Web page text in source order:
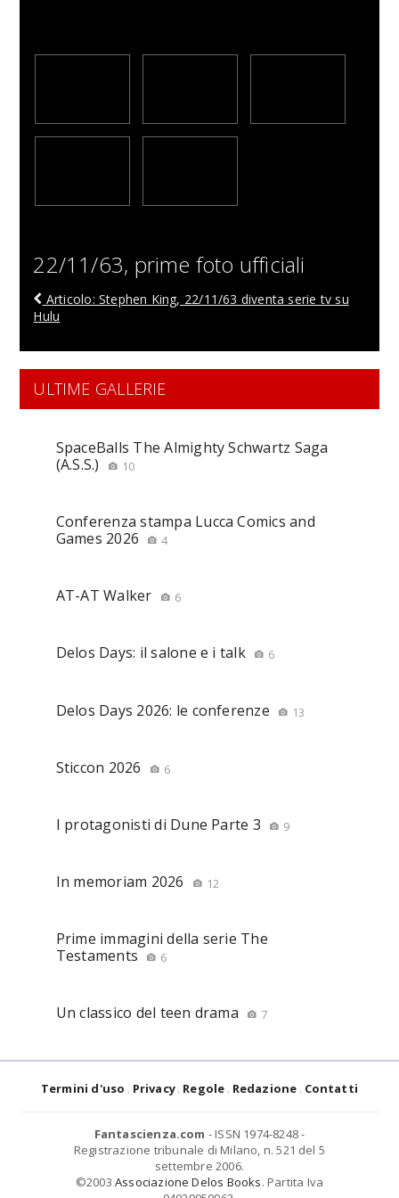
22/11/63, prime foto ufficiali
Articolo: Stephen King, 22/11/63 diventa serie tv su
Hulu
ULTIME GALLERIE
SpaceBalls The Almighty Schwartz Saga
(A.S.S.)
10
Conferenza stampa Lucca Comics and
Games 2026
4
AT-AT Walker 6
Delos Days: il salone e i talk 6
Delos Days 2026: le conferenze 13
Sticcon 2026 6
I protagonisti di Dune Parte 3 9
In memoriam 2026 12
Prime immagini della serie The
Testaments
6
Un classico del teen drama 7
Termini d'uso Privacy Regole Redazione Contatti
Fantascienza.com - ISSN 1974-8248 -
Registrazione tribunale di Milano, n. 521 del 5
settembre 2006.
©2003 Associazione Delos Books. Partita Iva